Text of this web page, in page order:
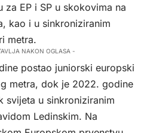
EP i SP u skokovima na
kao i u sinkroniziranim
metra.
NAKON OGLASA -
postao juniorski europski
metra, dok je 2022. godine
svijeta u sinkroniziranim
Ledinskim. Na